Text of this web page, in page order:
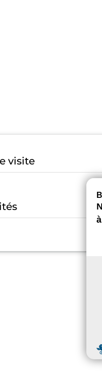
visite